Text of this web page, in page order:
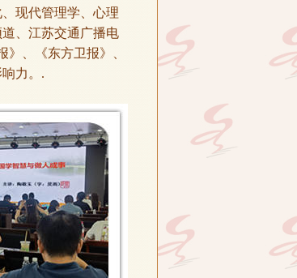
现代管理学、心理
、江苏交通广播电
、《东方卫报》、
力。.